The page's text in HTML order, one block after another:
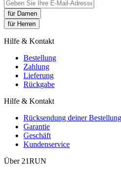
für Damen
für Herren
Hilfe & Kontakt
Bestellung
Zahlung
Lieferung
Rückgabe
Hilfe & Kontakt
Rücksendung deiner Bestellung
Garantie
Geschäft
Kundenservice
Über 21RUN